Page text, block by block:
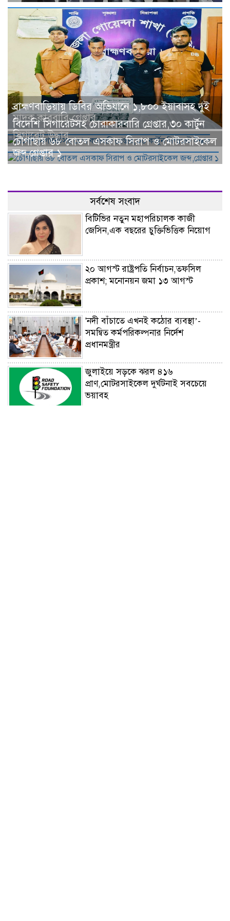
ব্রাহ্মণবাড়িয়ায় ডিবির অভিযানে ১,৮০০ ইয়াবাসহ দুই
মাদক কারবারি গ্রেপ্তার
বিদেশি সিগারেটসহ চোরাকারবারি গ্রেপ্তার,৩০ কার্টুন
সিগারেট উদ্ধার
চৌগাছায় ৬৮ বোতল এসকাফ সিরাপ ও মোটরসাইকেল
জব্দ,গ্রেপ্তার ১
সর্বশেষ সংবাদ
বিটিভির নতুন মহাপরিচালক কাজী
জেসিন,এক বছরের চুক্তিভিত্তিক নিয়োগ
২০ আগস্ট রাষ্ট্রপতি নির্বাচন,তফসিল
প্রকাশ; মনোনয়ন জমা ১৩ আগস্ট
'নদী বাঁচাতে এখনই কঠোর ব্যবস্থা’-
সমন্বিত কর্মপরিকল্পনার নির্দেশ
প্রধানমন্ত্রীর
জুলাইয়ে সড়কে ঝরল ৪১৬
প্রাণ,মোটরসাইকেল দুর্ঘটনাই সবচেয়ে
ভয়াবহ